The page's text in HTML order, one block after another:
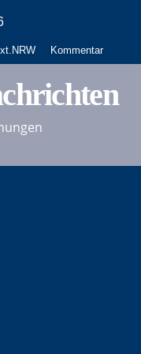
Kommentar